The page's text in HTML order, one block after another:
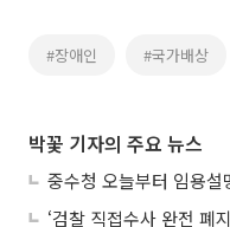
#장애인 #국가배상
박꽃 기자의 주요 뉴스